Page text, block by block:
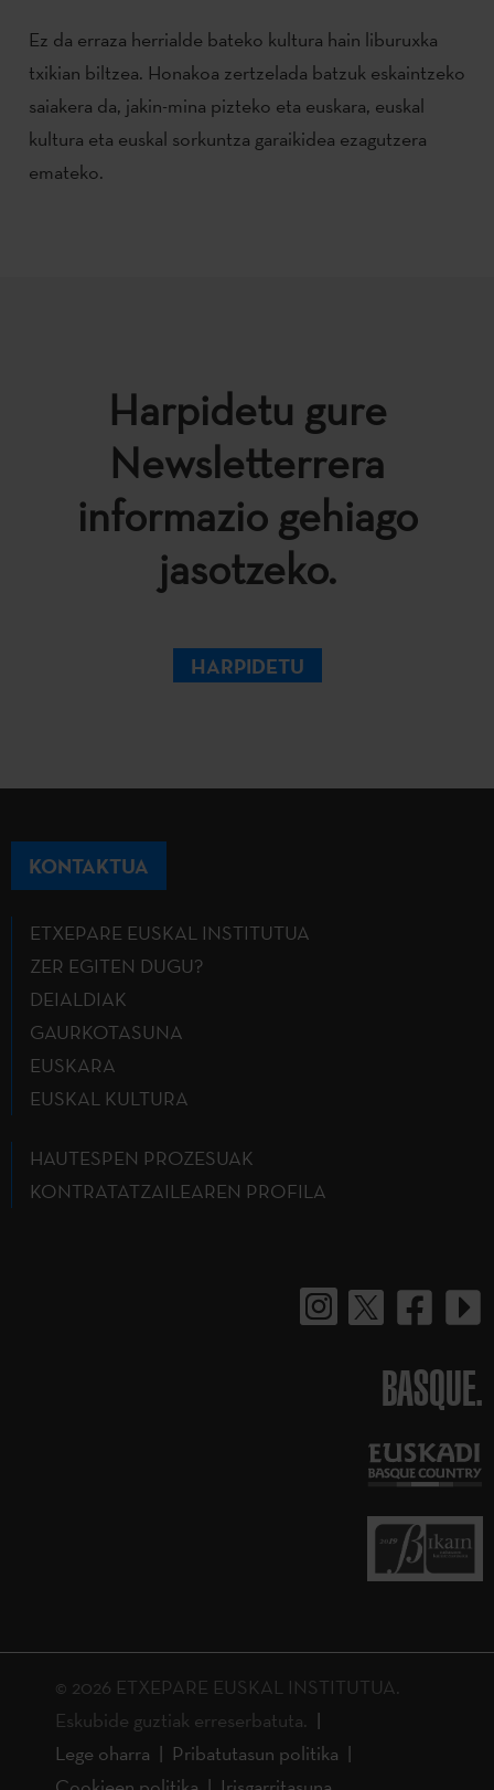
Ez da erraza herrialde bateko kultura hain liburuxka
txikian biltzea. Honakoa zertzelada batzuk eskaintzeko
saiakera da, jakin-mina pizteko eta euskara, euskal
kultura eta euskal sorkuntza garaikidea ezagutzera
emateko.
Harpidetu gure
Newsletterrera
informazio gehiago
jasotzeko.
HARPIDETU
KONTAKTUA
ETXEPARE EUSKAL INSTITUTUA
ZER EGITEN DUGU?
DEIALDIAK
GAURKOTASUNA
EUSKARA
EUSKAL KULTURA
HAUTESPEN PROZESUAK
KONTRATATZAILEAREN PROFILA
BASQUE.
© 2026 ETXEPARE EUSKAL INSTITUTUA.
Eskubide guztiak erreserbatuta.
Lege oharra
Pribatutasun politika